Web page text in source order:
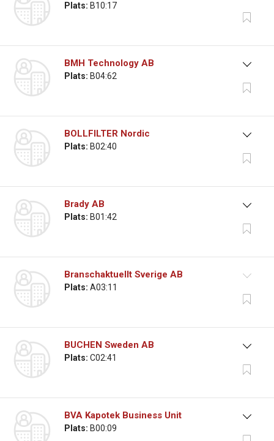
Plats: B10:17
BMH Technology AB
Plats: B04:62
BOLLFILTER Nordic
Plats: B02:40
Brady AB
Plats: B01:42
Branschaktuellt Sverige AB
Plats: A03:11
BUCHEN Sweden AB
Plats: C02:41
BVA Kapotek Business Unit
Plats: B00:09